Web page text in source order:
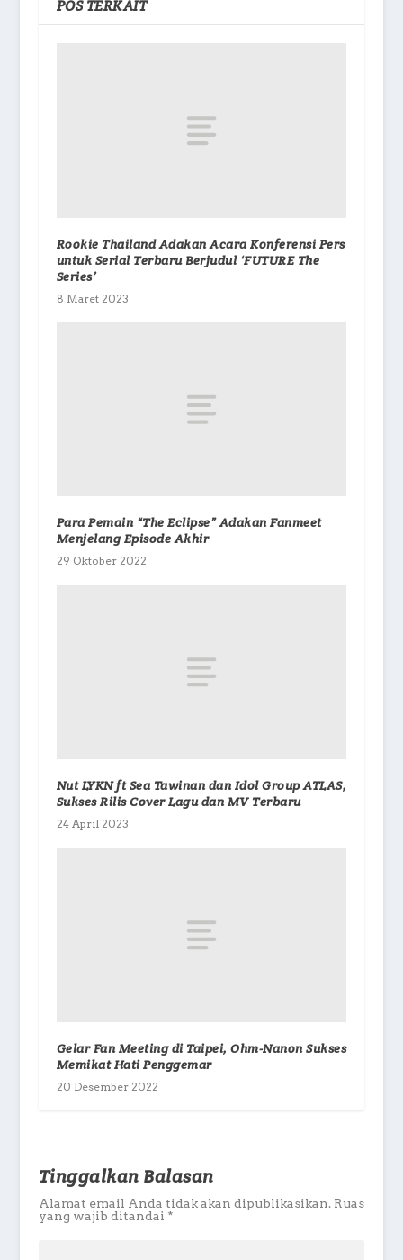
POS TERKAIT
Rookie Thailand Adakan Acara Konferensi Pers
untuk Serial Terbaru Berjudul ‘FUTURE The
Series’
8 Maret 2023
Para Pemain “The Eclipse” Adakan Fanmeet
Menjelang Episode Akhir
29 Oktober 2022
Nut LYKN ft Sea Tawinan dan Idol Group ATLAS,
Sukses Rilis Cover Lagu dan MV Terbaru
24 April 2023
Gelar Fan Meeting di Taipei, Ohm-Nanon Sukses
Memikat Hati Penggemar
20 Desember 2022
Tinggalkan Balasan
Alamat email Anda tidak akan dipublikasikan. Ruas
yang wajib ditandai *